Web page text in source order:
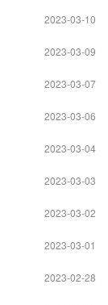
2023-03-10
2023-03-09
2023-03-07
2023-03-06
2023-03-04
2023-03-03
2023-03-02
2023-03-01
2023-02-28